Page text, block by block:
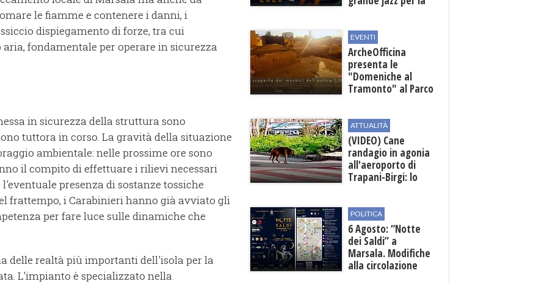
le fiamme e contenere i danni, i
dispiegamento di forze, tra cui
fondamentale per operare in sicurezza
in sicurezza della struttura sono
tuttora in corso. La gravità della situazione
ambientale: nelle prossime ore sono
il compito di effettuare i rilievi necessari
presenza di sostanze tossiche
frattempo, i Carabinieri hanno già avviato gli
per fare luce sulle dinamiche che
delle realtà più importanti dell'isola per la
L'impianto è specializzato nella
EVENTI
ArcheOfficina
presenta le
"Domeniche al
Tramonto" al Parco
ATTUALITÀ
(VIDEO) Cane
randagio in agonia
all'aeroporto di
Trapani-Birgi: lo
POLITICA
6 Agosto: “Notte
dei Saldi” a
Marsala. Modifiche
alla circolazione